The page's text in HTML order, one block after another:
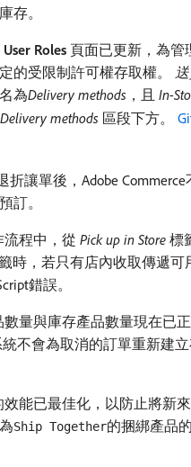
存。
User Roles 頁面已更新，為管
的受限制許可權存取權。
為​Delivery methods ，且​ In-
Delivery methods ​區段下方。
折讓單後，Adobe Commerce
訂。
程中，從​ Pick up in Store 標
時，若只有店內收取傳遞可
錯誤。
量與庫存產品數量現在已
不會為取消的訂單重新建
效能已最佳化，以防止將新
Ship Together的捆綁產品